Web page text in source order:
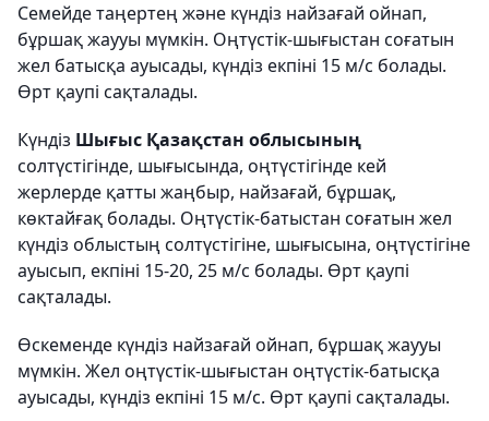
Семейде таңертең және күндіз найзағай ойнап,
бұршақ жаууы мүмкін. Оңтүстік-шығыстан соғатын
жел батысқа ауысады, күндіз екпіні 15 м/с болады.
Өрт қаупі сақталады.
Күндіз Шығыс Қазақстан облысының
солтүстігінде, шығысында, оңтүстігінде кей
жерлерде қатты жаңбыр, найзағай, бұршақ,
көктайғақ болады. Оңтүстік-батыстан соғатын жел
күндіз облыстың солтүстігіне, шығысына, оңтүстігіне
ауысып, екпіні 15-20, 25 м/с болады. Өрт қаупі
сақталады.
Өскеменде күндіз найзағай ойнап, бұршақ жаууы
мүмкін. Жел оңтүстік-шығыстан оңтүстік-батысқа
ауысады, күндіз екпіні 15 м/с. Өрт қаупі сақталады.